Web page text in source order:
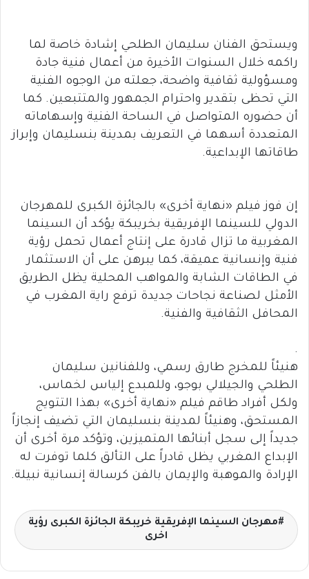
ويستحق الفنان سليمان الطلحي إشادة خاصة لما
راكمه خلال السنوات الأخيرة من أعمال فنية جادة
ومسؤولية ثقافية واضحة، جعلته من الوجوه الفنية
التي تحظى بتقدير واحترام الجمهور والمتتبعين. كما
أن حضوره المتواصل في الساحة الفنية وإسهاماته
المتعددة أسهما في التعريف بمدينة بنسليمان وإبراز
طاقاتها الإبداعية.
إن فوز فيلم «نهاية أخرى» بالجائزة الكبرى للمهرجان
الدولي للسينما الإفريقية بخريبكة يؤكد أن السينما
المغربية ما تزال قادرة على إنتاج أعمال تحمل رؤية
فنية وإنسانية عميقة، كما يبرهن على أن الاستثمار
في الطاقات الشابة والمواهب المحلية يظل الطريق
الأمثل لصناعة نجاحات جديدة ترفع راية المغرب في
المحافل الثقافية والفنية.
.
هنيئاً للمخرج طارق رسمي، وللفنانين سليمان
الطلحي والجيلالي بوجو، وللمبدع إلياس لخماس،
ولكل أفراد طاقم فيلم «نهاية أخرى» بهذا التتويج
المستحق، وهنيئاً لمدينة بنسليمان التي تضيف إنجازاً
جديداً إلى سجل أبنائها المتميزين، وتؤكد مرة أخرى أن
الإبداع المغربي يظل قادراً على التألق كلما توفرت له
الإرادة والموهبة والإيمان بالفن كرسالة إنسانية نبيلة.
مهرجان السينما الإفريقية خريبكة الجائزة الكبرى رؤية
اخرى